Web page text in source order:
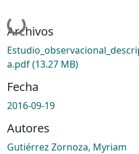
Cargando...
Archivos
a.pdf(13.27 MB)
Fecha
2016-09-19
Autores
Gutiérrez Zornoza, Myriam